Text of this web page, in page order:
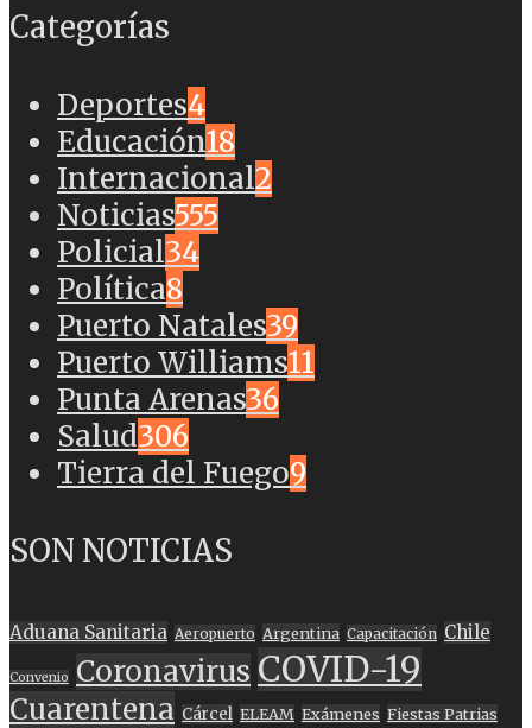
Categorías
Deportes4
Educación18
Internacional2
Noticias555
Policial34
Política8
Puerto Natales39
Puerto Williams11
Punta Arenas36
Salud306
Tierra del Fuego9
SON NOTICIAS
Aduana Sanitaria Aeropuerto Argentina Capacitación Chile
Convenio Coronavirus COVID-19
Cuarentena Cárcel ELEAM Exámenes Fiestas Patrias